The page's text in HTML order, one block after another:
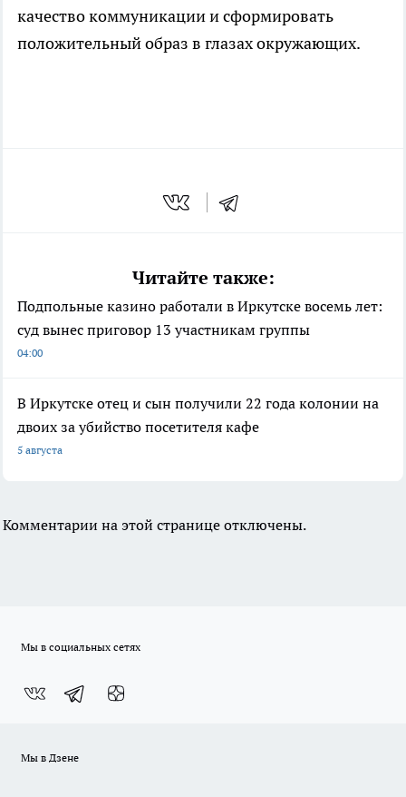
качество коммуникации и сформировать
положительный образ в глазах окружающих.
Читайте также:
Подпольные казино работали в Иркутске восемь лет:
суд вынес приговор 13 участникам группы
04:00
В Иркутске отец и сын получили 22 года колонии на
двоих за убийство посетителя кафе
5 августа
Комментарии на этой странице отключены.
Мы в социальных сетях
Мы в Дзене